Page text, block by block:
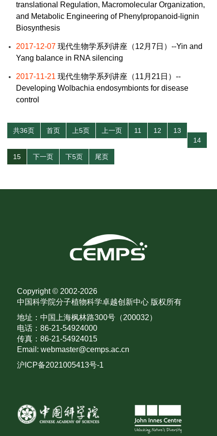
translational Regulation, Macromolecular Organization,
and Metabolic Engineering of Phenylpropanoid-lignin
Biosynthesis
2017-12-07 现代生物学系列讲座（12月7日）--Yin and
Yang balance in RNA silencing
2017-11-21 现代生物学系列讲座（11月21日）--
Developing Wolbachia endosymbionts for disease
control
共36页 首页 上5页 上一页 11 12
13
14
15 下一页 下5页 尾页
Copyright © 2002-2026
中国科学院分子植物科学卓越创新中心 版权所有
地址：中国上海枫林路300号（200032）
电话：86-21-54924000
传真：86-21-54924015
Email: webmaster@cemps.ac.cn
沪ICP备2021005413号-1